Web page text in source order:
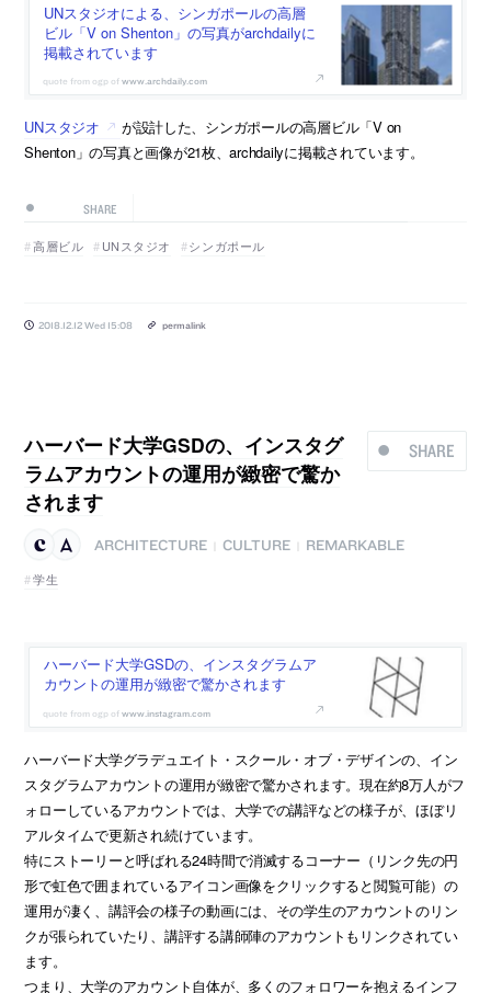
UNスタジオによる、シンガポールの高層
ビル「V on Shenton」の写真がarchdailyに
掲載されています
www.archdaily.com
UNスタジオ
が設計した、シンガポールの高層ビル「V on
Shenton」の写真と画像が21枚、archdailyに掲載されています。
SHARE
高層ビル UNスタジオ シンガポール
2018.12.12 Wed 15:08 permalink
SHARE
ハーバード大学GSDの、インスタグ
ラムアカウントの運用が緻密で驚か
されます
ARCHITECTURE CULTURE
REMARKABLE
学生
ハーバード大学GSDの、インスタグラムア
カウントの運用が緻密で驚かされます
www.instagram.com
ハーバード大学グラデュエイト・スクール・オブ・デザインの、イン
スタグラムアカウントの運用が緻密で驚かされます。現在約8万人がフ
ォローしているアカウントでは、大学での講評などの様子が、ほぼリ
アルタイムで更新され続けています。
特にストーリーと呼ばれる24時間で消滅するコーナー（リンク先の円
形で虹色で囲まれているアイコン画像をクリックすると閲覧可能）の
運用が凄く、講評会の様子の動画には、その学生のアカウントのリン
クが張られていたり、講評する講師陣のアカウントもリンクされてい
ます。
つまり、大学のアカウント自体が、多くのフォロワーを抱えるインフ